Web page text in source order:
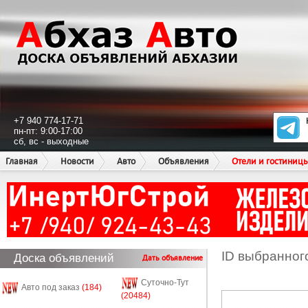
+7 940 774-17-71
пн-пт: 9:00-17:00
сб, вс - выходные
Главная
Новости Авто Объявления Отели и
Доска объявлений Дать объявление
Авто под заказ (184)
Суточно-Тут
(20484)
ID